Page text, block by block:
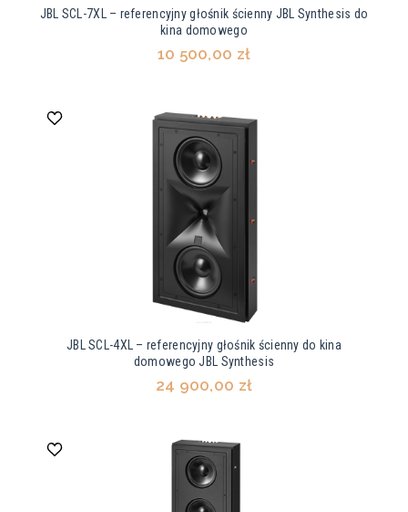
JBL SCL-7XL – referencyjny głośnik ścienny JBL Synthesis do
kina domowego
10 500,00 zł
JBL SCL-4XL – referencyjny głośnik ścienny do kina
domowego JBL Synthesis
24 900,00 zł